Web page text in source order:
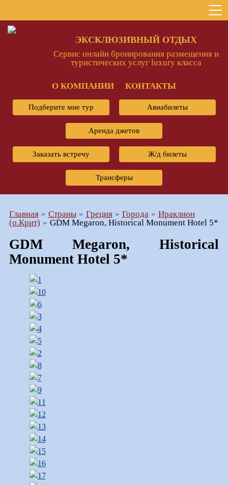
ЭКСКЛЮЗИВНЫЙ ОТДЫХ
Сервис онлайн бронирования размещения и
туристических услуг luxury класса
О КОМПАНИИ КОНТАКТЫ
Подберите мне тур Авиабилеты
Аренда джетов
Заказать встречу Ж/д билеты
Трансферы
Главная Страны Греция Города
Ираклион
(о.Крит)
GDM Megaron, Historical Monument Hotel 5*
GDM Megaron, Historical
Monument Hotel 5*